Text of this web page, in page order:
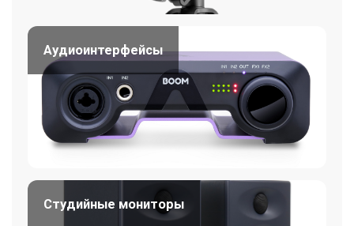
Аудиоинтерфейсы
Студийные мониторы